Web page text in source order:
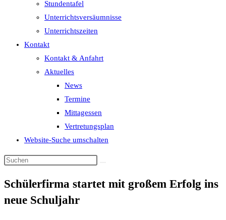
Stundentafel
Unterrichtsversäumnisse
Unterrichtszeiten
Kontakt
Kontakt & Anfahrt
Aktuelles
News
Termine
Mittagessen
Vertretungsplan
Website-Suche umschalten
Schülerfirma startet mit großem Erfolg ins
neue Schuljahr